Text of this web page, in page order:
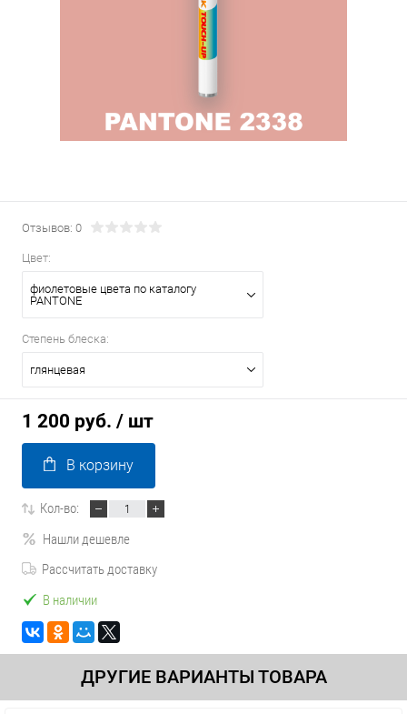
Отзывов: 0
Цвет:
фиолетовые цвета по каталогу
PANTONE
Степень блеска:
глянцевая
1 200 руб. / шт
В корзину
Кол-во:
Нашли дешевле
Рассчитать доставку
В наличии
ДРУГИЕ ВАРИАНТЫ ТОВАРА